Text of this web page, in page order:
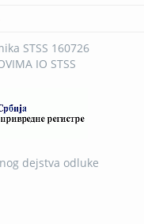
STSS 160726
IO STSS
dejstva odluke